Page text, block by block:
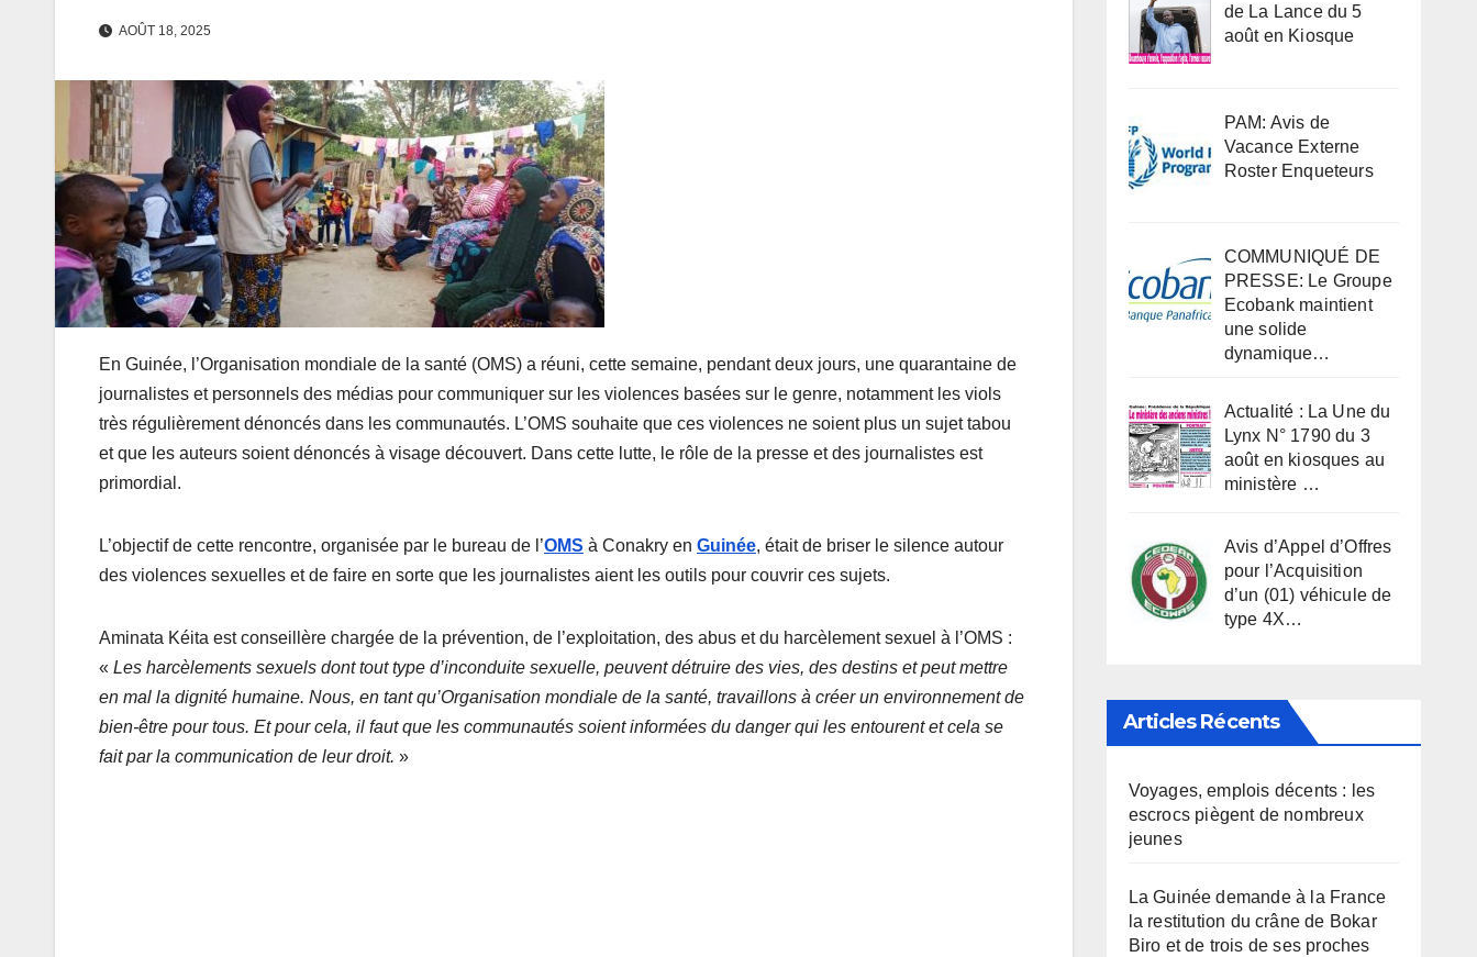
AOÛT 18, 2025
En Guinée, l’Organisation mondiale de la santé (OMS) a réuni, cette semaine, pendant deux jours, une quarantaine de
journalistes et personnels des médias pour communiquer sur les violences basées sur le genre, notamment les viols
très régulièrement dénoncés dans les communautés. L’OMS souhaite que ces violences ne soient plus un sujet tabou
et que les auteurs soient dénoncés à visage découvert. Dans cette lutte, le rôle de la presse et des journalistes est
primordial.
L’objectif de cette rencontre, organisée par le bureau de l’OMS à Conakry en Guinée, était de briser le silence autour
des violences sexuelles et de faire en sorte que les journalistes aient les outils pour couvrir ces sujets.
Aminata Kéita est conseillère chargée de la prévention, de l’exploitation, des abus et du harcèlement sexuel à l’OMS :
« Les harcèlements sexuels dont tout type d’inconduite sexuelle, peuvent détruire des vies, des destins et peut mettre
en mal la dignité humaine. Nous, en tant qu’Organisation mondiale de la santé, travaillons à créer un environnement de
bien-être pour tous. Et pour cela, il faut que les communautés soient informées du danger qui les entourent et cela se
fait par la communication de leur droit. »
de La Lance du 5
août en Kiosque
PAM: Avis de
Vacance Externe
Roster Enqueteurs
COMMUNIQUÉ DE
PRESSE: Le Groupe
Ecobank maintient
une solide
dynamique…
Actualité : La Une du
Lynx N° 1790 du 3
août en kiosques au
ministère …
Avis d’Appel d’Offres
pour l’Acquisition
d’un (01) véhicule de
type 4X…
Articles Récents
Voyages, emplois décents : les
escrocs piègent de nombreux
jeunes
La Guinée demande à la France
la restitution du crâne de Bokar
Biro et de trois de ses proches